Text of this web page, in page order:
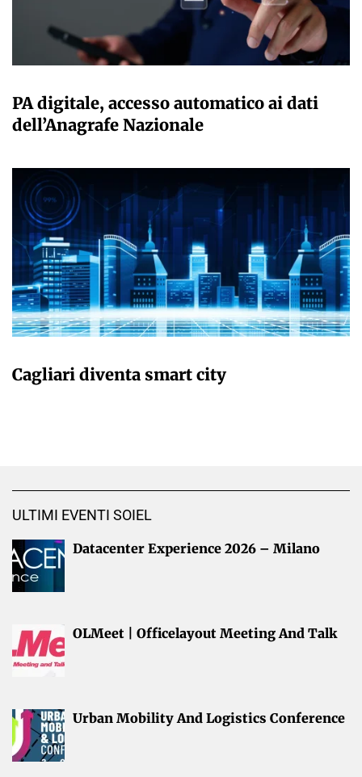
PA digitale, accesso automatico ai dati
dell’Anagrafe Nazionale
Cagliari diventa smart city
ULTIMI EVENTI SOIEL
Datacenter Experience 2026 – Milano
OLMeet | Officelayout Meeting And Talk
Urban Mobility And Logistics Conference